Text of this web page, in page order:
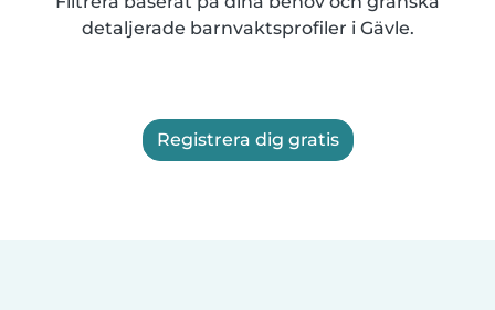
detaljerade barnvaktsprofiler i Gävle.
Registrera dig gratis